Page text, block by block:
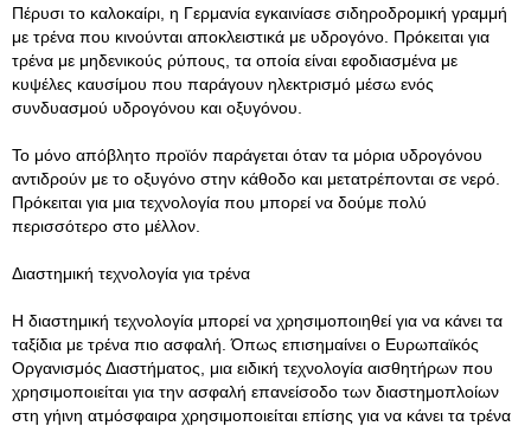
Πέρυσι το καλοκαίρι, η Γερμανία εγκαινίασε σιδηροδρομική γραμμή
με τρένα που κινούνται αποκλειστικά με υδρογόνο. Πρόκειται για
τρένα με μηδενικούς ρύπους, τα οποία είναι εφοδιασμένα με
κυψέλες καυσίμου που παράγουν ηλεκτρισμό μέσω ενός
συνδυασμού υδρογόνου και οξυγόνου.
Το μόνο απόβλητο προϊόν παράγεται όταν τα μόρια υδρογόνου
αντιδρούν με το οξυγόνο στην κάθοδο και μετατρέπονται σε νερό.
Πρόκειται για μια τεχνολογία που μπορεί να δούμε πολύ
περισσότερο στο μέλλον.
Διαστημική τεχνολογία για τρένα
Η διαστημική τεχνολογία μπορεί να χρησιμοποιηθεί για να κάνει τα
ταξίδια με τρένα πιο ασφαλή. Όπως επισημαίνει ο Ευρωπαϊκός
Οργανισμός Διαστήματος, μια ειδική τεχνολογία αισθητήρων που
χρησιμοποιείται για την ασφαλή επανείσοδο των διαστημοπλοίων
στη γήινη ατμόσφαιρα χρησιμοποιείται επίσης για να κάνει τα τρένα